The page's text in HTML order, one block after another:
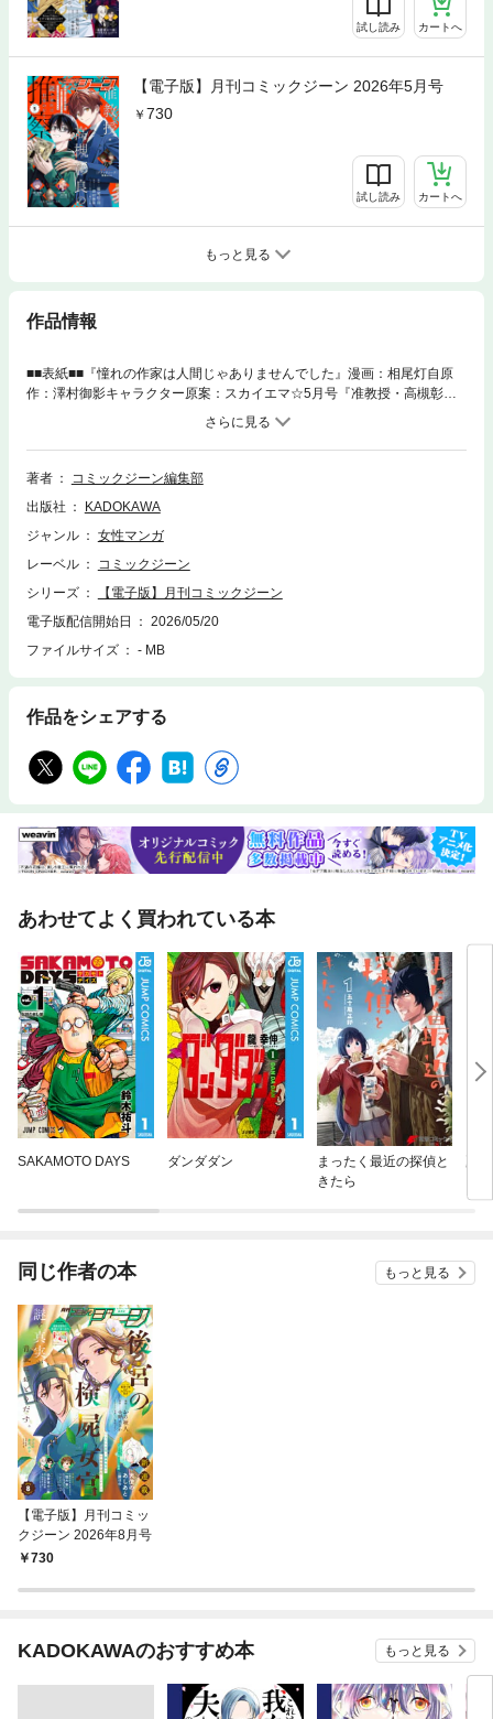
試し読み カートへ
【電子版】月刊コミックジーン 2026年5月号
730
試し読み カートへ
もっと見る
作品情報
■■表紙■■『憧れの作家は人間じゃありませんでした』漫画：相尾灯自原
作：澤村御影キャラクター原案：スカイエマ☆5月号『准教授・高槻彰良
の推察』と繋がるコラボ表紙☆原作小説シリーズ Prime Videoにてドラ
マ絶賛配信中■新連載＆センターカラー『偽葬家の一族』漫画：山田草太
郎原作：木古おうみキャラクター原案：小俵マリコ■巻頭カラー『解剖探
偵』漫画：螢原作：敷島シキキャラクター原案：カオミン■センターカラ
成：佐々木禎子原作・監修：アース・スター エンターテイメント/KADOK
AWAキャラクター原案：藍川いち子、miyato(C)2026 Toxic-a-Holic＝＝＝
は、『月刊コミックジーン 2026年6月号』を電子配信用に再構築したもの
です。電子化に伴い、一部省略されたページがございます。紙の雑誌につ
いている付録がついていない場合があります。本文中に掲載されている情
報、価格は、2026年5月現在のものです。内容につきましては、変更され
る可能性があります。この商品はタブレットなど大きいディスプレイを備
著者
コミックジーン編集部
出版社
KADOKAWA
ジャンル
女性マンガ
レーベル
コミックジーン
シリーズ
【電子版】月刊コミックジーン
電子版配信開始日
2026/05/20
ファイルサイズ
- MB
作品をシェアする
あわせてよく買われている本
SAKAMOTO DAYS ダンダダン
まったく最近の探偵と
きたら
夏
同じ作者の本 もっと見る
【電子版】月刊コミッ
クジーン 2026年8月号
730
KADOKAWAのおすすめ本 もっと見る